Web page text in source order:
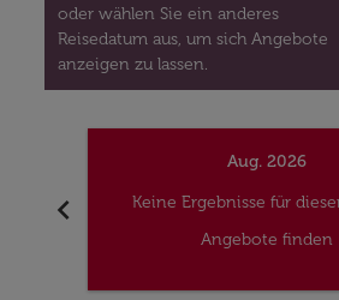
oder wählen Sie ein anderes
Reisedatum aus, um sich Angebote
anzeigen zu lassen.
chevron_left
Aug. 2026
Keine Ergebnisse für
Angebote finden